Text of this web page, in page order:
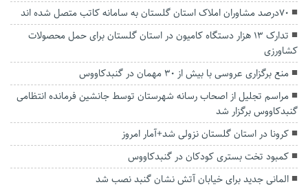
۷٠درصد مشاوران املاک استان گلستان به سامانه کاتب متصل شده اند
تدارک ۱۳ هزار دستگاه کامیون در استان گلستان برای حمل محصولات
کشاورزی
منع برگزاری عروسی با بیش از ۳۰ مهمان در گنبدکاووس
مراسم تجلیل از اصحاب رسانه شهرستان توسط جانشین فرمانده انتظامی
گنبدکاووس برگزار شد
کرونا در استان گلستان نزولی شد+آمار امروز
کمبود تخت بستری کودکان در گنبدکاووس
المانی جدید برای خیابان آتش نشان گنبد نصب شد